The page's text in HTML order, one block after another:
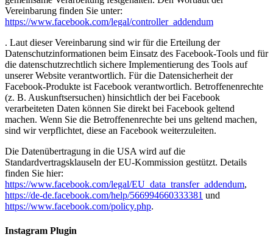
Vereinbarung finden Sie unter:
https://www.facebook.com/legal/controller_addendum
. Laut dieser Vereinbarung sind wir für die Erteilung der
Datenschutzinformationen beim Einsatz des Facebook-Tools und für
die datenschutzrechtlich sichere Implementierung des Tools auf
unserer Website verantwortlich. Für die Datensicherheit der
Facebook-Produkte ist Facebook verantwortlich. Betroffenenrechte
(z. B. Auskunftsersuchen) hinsichtlich der bei Facebook
verarbeiteten Daten können Sie direkt bei Facebook geltend
machen. Wenn Sie die Betroffenenrechte bei uns geltend machen,
sind wir verpflichtet, diese an Facebook weiterzuleiten.
Die Datenübertragung in die USA wird auf die
Standardvertragsklauseln der EU-Kommission gestützt. Details
finden Sie hier:
https://www.facebook.com/legal/EU_data_transfer_addendum,
https://de-de.facebook.com/help/566994660333381 und
https://www.facebook.com/policy.php.
Instagram Plugin